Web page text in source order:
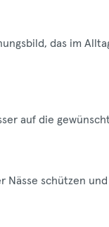
das im
auf die
schützen